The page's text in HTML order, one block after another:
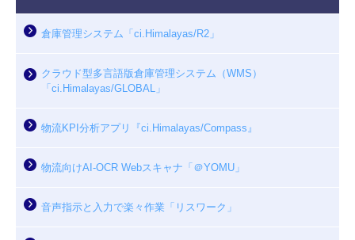
倉庫管理システム「ci.Himalayas/R2」
クラウド型多言語版倉庫管理システム（WMS）
「ci.Himalayas/GLOBAL」
物流KPI分析アプリ『ci.Himalayas/Compass』
物流向けAI-OCR Webスキャナ「＠YOMU」
音声指示と入力で楽々作業「リスワーク」